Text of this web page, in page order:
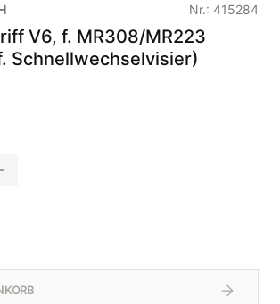
Nr.: 415284
V6, f. MR308/MR223
Schnellwechselvisier)